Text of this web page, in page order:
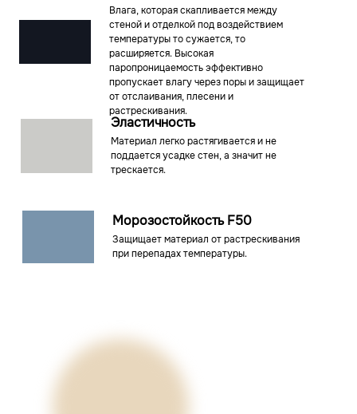
Влага, которая скапливается между
стеной и отделкой под воздействием
температуры то сужается, то
расширяется. Высокая
паропроницаемость эффективно
пропускает влагу через поры и защищает
от отслаивания, плесени и
растрескивания.
Морозостойкость F50
Защищает материал от растрескивания
при перепадах температуры.
Эластичность
Материал легко растягивается и не
поддается усадке стен, а значит не
трескается.